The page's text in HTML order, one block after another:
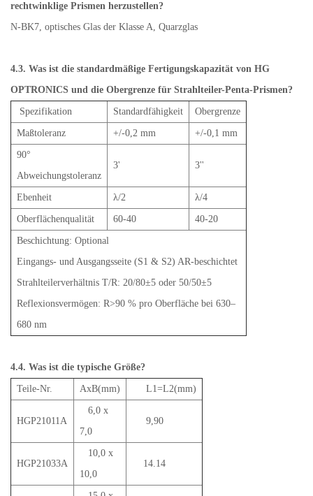
rechtwinklige Prismen herzustellen?
N-BK7, optisches Glas der Klasse A, Quarzglas
4.3. Was ist die standardmäßige Fertigungskapazität von HG
OPTRONICS und die Obergrenze für Strahlteiler-Penta-Prismen?
Spezifikation Standardfähigkeit Obergrenze
Maßtoleranz +/-0,2 mm +/-0,1 mm
90°
Abweichungstoleranz
3' 3''
Ebenheit λ/2 λ/4
Oberflächenqualität 60-40 40-20
Beschichtung: Optional
Eingangs- und Ausgangsseite (S1 & S2) AR-beschichtet
Strahlteilerverhältnis T/R: 20/80±5 oder 50/50±5
Reflexionsvermögen: R>90 % pro Oberfläche bei 630–
680 nm
4.4. Was ist die typische Größe?
Teile-Nr. AxB(mm) L1=L2(mm)
HGP21011A
6,0 x
7,0
9,90
HGP21033A
10,0 x
10,0
14.14